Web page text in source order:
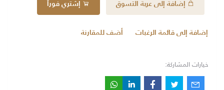
إضافة إلى عربة التسوق إشتري فوراً
إضافة إلى قائمة الرغبات أضف للمقارنة
خيارات المشاركة: